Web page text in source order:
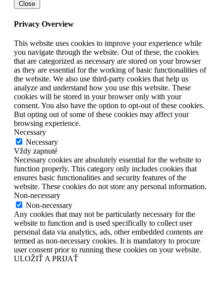
Close
Privacy Overview
This website uses cookies to improve your experience while
you navigate through the website. Out of these, the cookies
that are categorized as necessary are stored on your browser
as they are essential for the working of basic functionalities of
the website. We also use third-party cookies that help us
analyze and understand how you use this website. These
cookies will be stored in your browser only with your
consent. You also have the option to opt-out of these cookies.
But opting out of some of these cookies may affect your
browsing experience.
Necessary
Necessary
Vždy zapnuté
Necessary cookies are absolutely essential for the website to
function properly. This category only includes cookies that
ensures basic functionalities and security features of the
website. These cookies do not store any personal information.
Non-necessary
Non-necessary
Any cookies that may not be particularly necessary for the
website to function and is used specifically to collect user
personal data via analytics, ads, other embedded contents are
termed as non-necessary cookies. It is mandatory to procure
user consent prior to running these cookies on your website.
ULOŽIŤ A PRIJAŤ